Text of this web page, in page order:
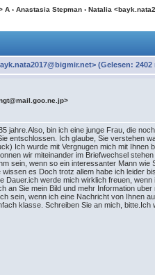
A › Anastasia Stepman › Natalia
(Gelesen: 2402
jahre.Also, bin ich eine junge Frau, die
entschlossen. Ich glaube, Sie verstehen
Ich wurde mit Vergnugen mich mit
wir miteinander im Briefwechsel
sein, wenn so ein interessanter Mann
es Doch trotz allem habe ich leider
Dauer.ich werde mich wirklich freuen,
an Sie mein Bild und mehr Information
sein, wenn ich eine Nachricht von Ihnen
klasse. Schreiben Sie an mich,